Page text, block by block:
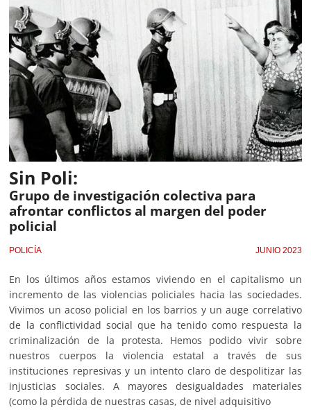
Sin Poli:
Grupo de investigación colectiva para
afrontar conflictos al margen del poder
policial
POLICÍA JUNIO 2023
En los últimos años estamos viviendo en el capitalismo un
incremento de las violencias policiales hacia las sociedades.
Vivimos un acoso policial en los barrios y un auge correlativo
de la conflictividad social que ha tenido como respuesta la
criminalización de la protesta. Hemos podido vivir sobre
nuestros cuerpos la violencia estatal a través de sus
instituciones represivas y un intento claro de despolitizar las
injusticias sociales. A mayores desigualdades materiales
(como la pérdida de nuestras casas, de nivel adquisitivo